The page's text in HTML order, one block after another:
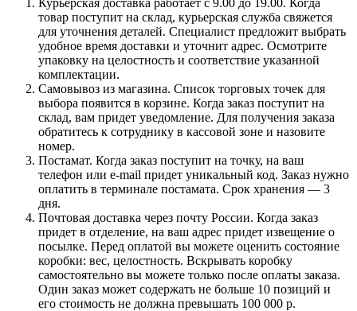
товар поступит на склад, курьерская служба свяжется
для уточнения деталей. Специалист предложит выбрать
удобное время доставки и уточнит адрес. Осмотрите
упаковку на целостность и соответствие указанной
комплектации.
Самовывоз из магазина. Список торговых точек для
выбора появится в корзине. Когда заказ поступит на
склад, вам придет уведомление. Для получения заказа
обратитесь к сотруднику в кассовой зоне и назовите
номер.
Постамат. Когда заказ поступит на точку, на ваш
телефон или e-mail придет уникальный код. Заказ нужно
оплатить в терминале постамата. Срок хранения — 3
дня.
Почтовая доставка через почту России. Когда заказ
придет в отделение, на ваш адрес придет извещение о
посылке. Перед оплатой вы можете оценить состояние
коробки: вес, целостность. Вскрывать коробку
самостоятельно вы можете только после оплаты заказа.
Один заказ может содержать не больше 10 позиций и
его стоимость не должна превышать 100 000 р.